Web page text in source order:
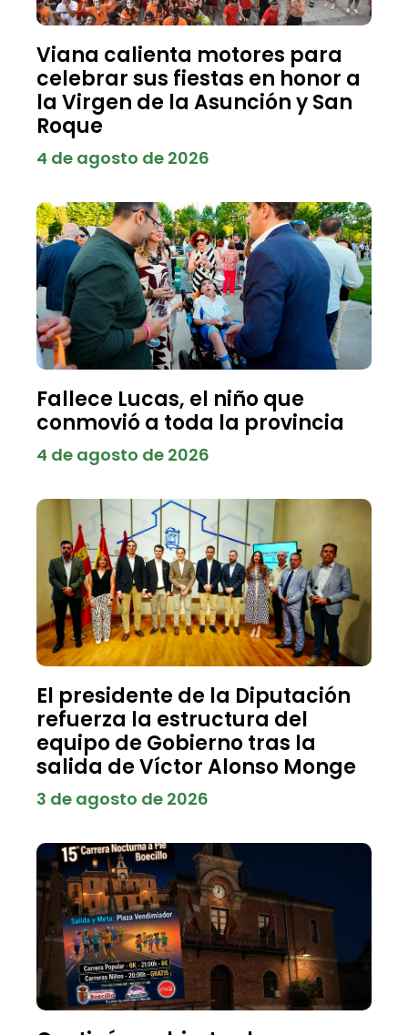
Viana calienta motores para
celebrar sus fiestas en honor a
la Virgen de la Asunción y San
Roque
4 de agosto de 2026
Fallece Lucas, el niño que
conmovió a toda la provincia
4 de agosto de 2026
El presidente de la Diputación
refuerza la estructura del
equipo de Gobierno tras la
salida de Víctor Alonso Monge
3 de agosto de 2026